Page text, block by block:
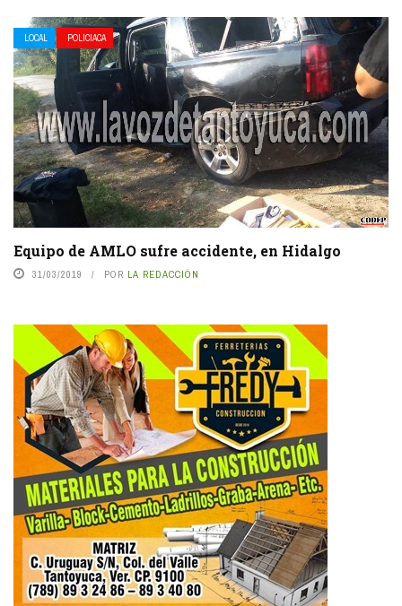
LOCAL POLICIACA
Equipo de AMLO sufre accidente, en Hidalgo
31/03/2019 POR LA REDACCIÓN